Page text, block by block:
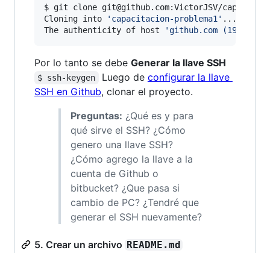
$ git clone git@github.com:VictorJSV/
Cloning into
' capacitacion-problema1 ' ...
The authenticity of host
'github.com
Por lo tanto se debe Generar la llave SSH
$ ssh-keygen Luego de configurar la llave
SSH en Github, clonar el proyecto.
Preguntas: ¿Qué es y para
qué sirve el SSH? ¿Cómo
genero una llave SSH?
¿Cómo agrego la llave a la
cuenta de Github o
bitbucket? ¿Que pasa si
cambio de PC? ¿Tendré que
generar el SSH nuevamente?
5. Crear un archivo README.md